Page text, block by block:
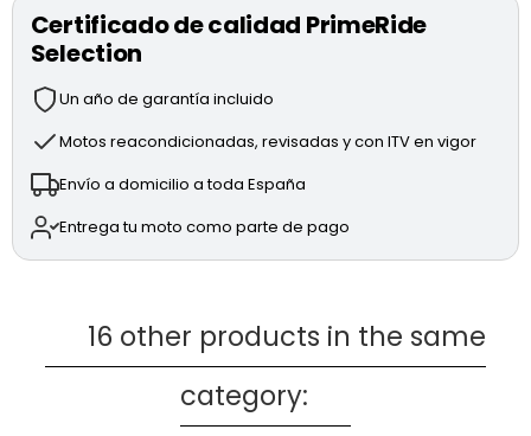
Motor Desmosedici Stradale V4 de 1,103 cc y 208 CV.
regulables.
Sistema de frenada BREMBO Stylema con discos de
Electrónica avanzada: DQS (Ducati Quick Shift), EBC
Control), DWC EVO (Ducati Wheelie Control) y ABS
Cornering EVO.
Accesorios:
Portamatrículas de carbono.
* MOTO TOTALMENTE REVISADA
Certificado de calidad PrimeRide
Selection
Un año de garantía incluido
Motos reacondicionadas, revisadas y con ITV en vigor
Envío a domicilio a toda España
Entrega tu moto como parte de pago
16 other products in the same
category: